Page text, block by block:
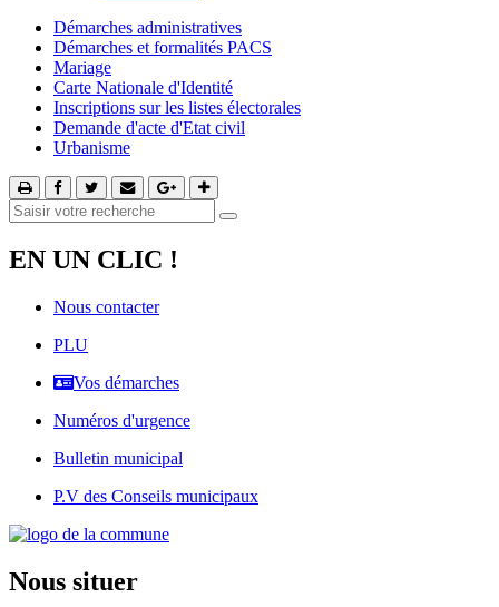
Démarches administratives
Démarches et formalités PACS
Mariage
Carte Nationale d'Identité
Inscriptions sur les listes électorales
Demande d'acte d'Etat civil
Urbanisme
EN UN CLIC !
Nous contacter
PLU
Vos démarches
Numéros d'urgence
Bulletin municipal
P.V des Conseils municipaux
Nous situer